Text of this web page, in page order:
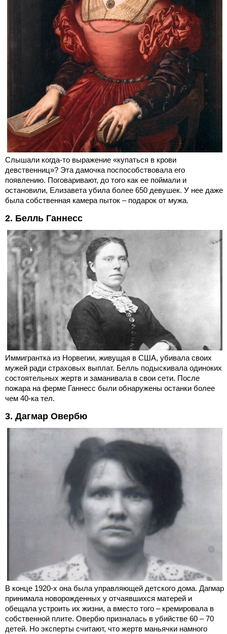
Слышали когда-то выражение «купаться в крови
девственниц»? Эта дамочка поспособствовала его
появлению. Поговаривают, до того как ее поймали и
остановили, Елизавета убила более 650 девушек. У нее даже
была собственная камера пыток – подарок от мужа.
2. Белль Ганнесс
Иммигрантка из Норвегии, живущая в США, убивала своих
мужей ради страховых выплат. Белль подыскивала одиноких
состоятельных жертв и заманивала в свои сети. После
пожара на ферме Ганнесс были обнаружены останки более
чем 40-ка тел.
3. Дагмар Овербю
В конце 1920-х она была управляющей детского дома. Дагмар
принимала новорожденных у отчаявшихся матерей и
обещала устроить их жизни, а вместо того – кремировала в
собственной плите. Овербю призналась в убийстве 60 – 70
детей. Но эксперты считают, что жертв маньячки намного